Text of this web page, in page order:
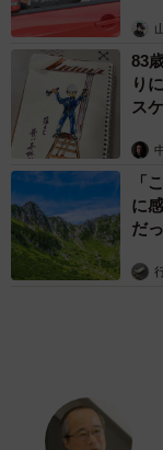
海の子学園から
日。すぐに海の子
「連絡するまでは
たけど、思い切っ
お話を聞いていく
援がないこともあ
を貸して、なんと
施設の職員が用意
ありませんでした
んの振袖から選べ
83
り
ス
「
に
だ